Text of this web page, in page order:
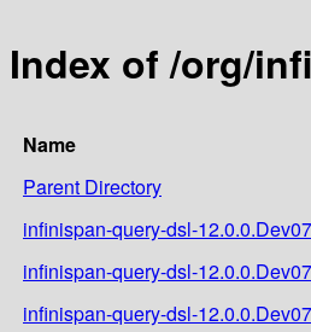
Index of /org/
Name
Parent Directory
infinispan-query-dsl-
infinispan-query-dsl-
infinispan-query-dsl-